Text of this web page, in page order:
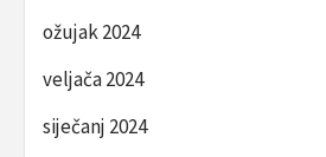
ožujak 2024
veljača 2024
siječanj 2024